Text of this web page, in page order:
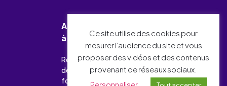
Abonnez-vous
à notre newsletter !
Recevez chaque mois l’essentiel
des actualités relatives à l’emploi-
formation et à l’industrie.
Ce site utilise des cookies pour
mesurer l’audience du site et vous
proposer des vidéos et des contenus
provenant de réseaux sociaux.